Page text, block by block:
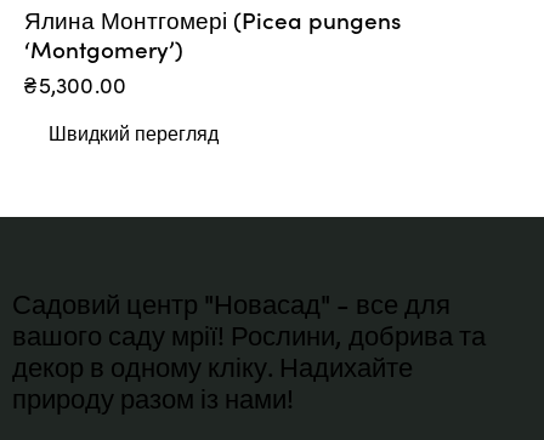
Ялина Монтгомері (Picea pungens
‘Montgomery’)
₴5,300.00
Швидкий перегляд
Садовий центр "Новасад" - все для
вашого саду мрії! Рослини, добрива та
декор в одному кліку. Надихайте
природу разом із нами!